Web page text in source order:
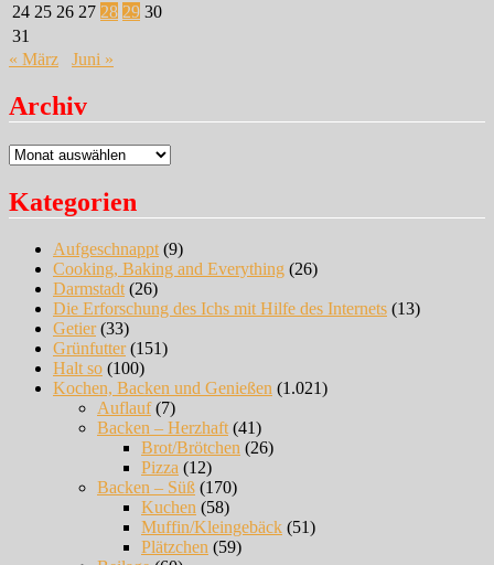
24 25 26 27 28 29 30
31
« März
Juni »
Archiv
Archiv
Kategorien
Aufgeschnappt(9)
Cooking, Baking and Everything (26)
Darmstadt(26)
Die Erforschung des Ichs mit Hilfe des Internets (13)
Getier(33)
Grünfutter(151)
Halt so (100)
Kochen, Backen und Genießen (1.021)
Auflauf(7)
Backen – Herzhaft(41)
Brot/Brötchen (26)
Pizza (12)
Backen – Süß (170)
Kuchen (58)
Muffin/Kleingebäck (51)
Plätzchen (59)